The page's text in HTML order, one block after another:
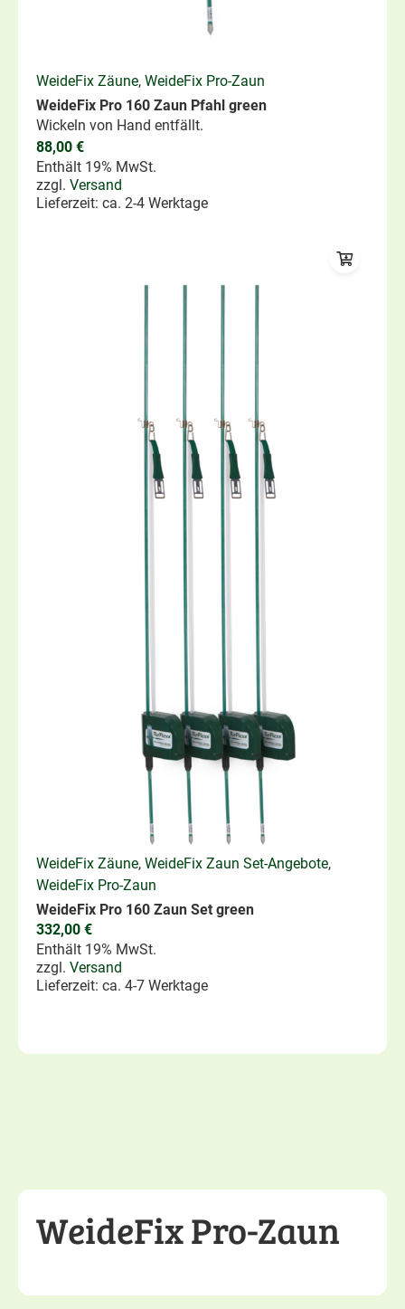
WeideFix Zäune, WeideFix Pro-Zaun
WeideFix Pro 160 Zaun Pfahl green
Wickeln von Hand entfällt.
88,00 €
Enthält 19% MwSt.
zzgl. Versand
Lieferzeit: ca. 2-4 Werktage
WeideFix Zäune, WeideFix Zaun Set-Angebote,
WeideFix Pro-Zaun
WeideFix Pro 160 Zaun Set green
332,00 €
Enthält 19% MwSt.
zzgl. Versand
Lieferzeit: ca. 4-7 Werktage
WeideFix Pro-Zaun